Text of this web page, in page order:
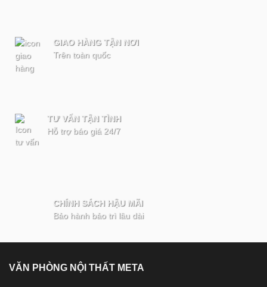
GIAO HÀNG TẬN NƠI
Trên toàn quốc
TƯ VẤN TẬN TÌNH
Hỗ trợ báo giá 24/7
CHÍNH SÁCH HẬU MÃI
Bảo hành bảo trì lâu dài
VĂN PHÒNG NỘI THẤT META